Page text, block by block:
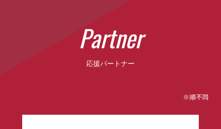
Partner
応援パートナー
※順不同